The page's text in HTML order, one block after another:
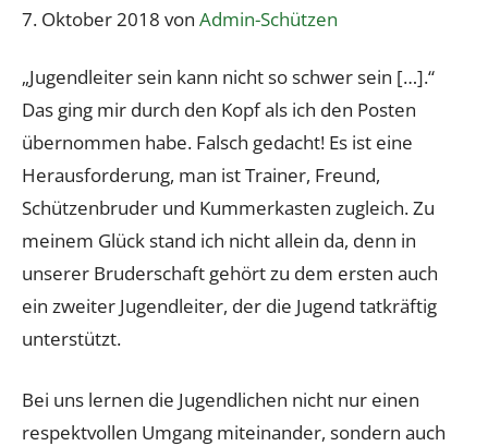
7. Oktober 2018 von Admin-Schützen
„Jugendleiter sein kann nicht so schwer sein […].“
Das ging mir durch den Kopf als ich den Posten
übernommen habe. Falsch gedacht! Es ist eine
Herausforderung, man ist Trainer, Freund,
Schützenbruder und Kummerkasten zugleich. Zu
meinem Glück stand ich nicht allein da, denn in
unserer Bruderschaft gehört zu dem ersten auch
ein zweiter Jugendleiter, der die Jugend tatkräftig
unterstützt.
Bei uns lernen die Jugendlichen nicht nur einen
respektvollen Umgang miteinander, sondern auch